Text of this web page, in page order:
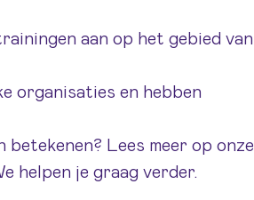
aan op het gebied van
organisaties en hebben
Lees meer op onze
helpen je graag verder.